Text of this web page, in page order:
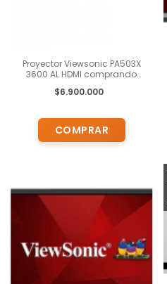
Proyector Viewsonic PA503X
3600 AL HDMI comprando
$6.900.000